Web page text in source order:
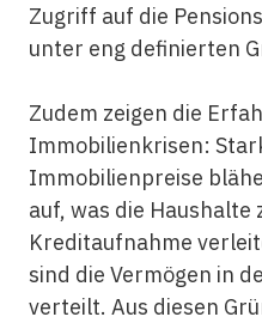
Zugriff auf die
unter eng definierten
Zudem zeigen die
Immobilienkrisen:
Immobilienpreise
auf, was die
Kreditaufnahme
sind die Vermögen in
verteilt. Aus diesen